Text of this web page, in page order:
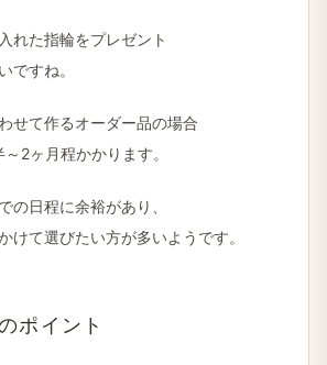
れた​指輪を​プレゼント
ですね。
せて​作る​オーダー品の​場合
2ヶ月程かかります。
の​日程に​余裕が​あり、
けて​選びたい方が​多いようです。
ポイント